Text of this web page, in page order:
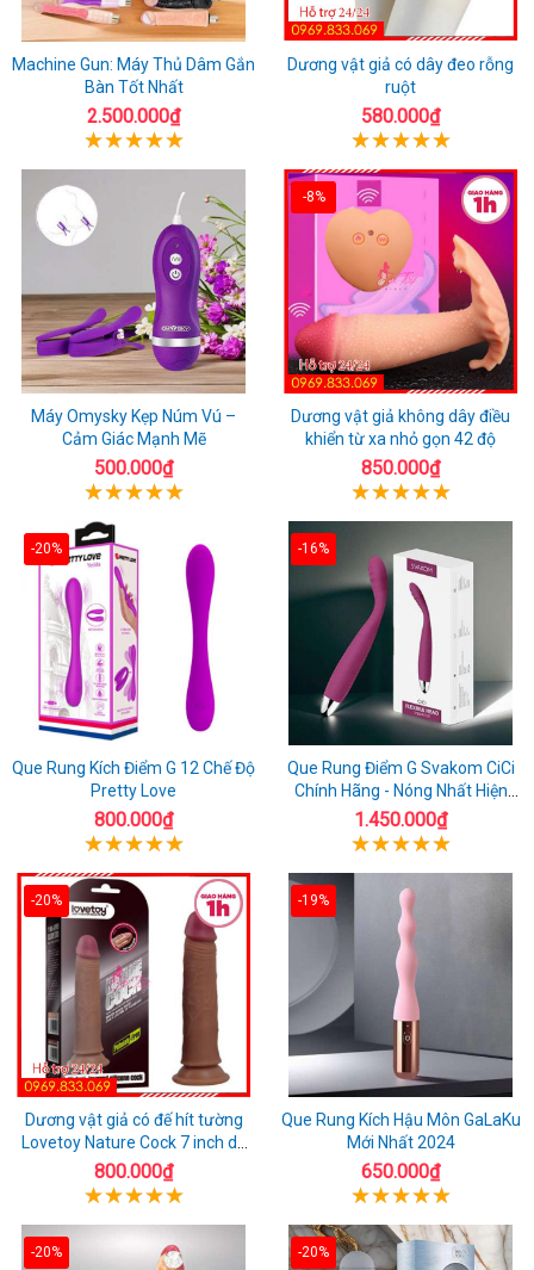
Machine Gun: Máy Thủ Dâm Gắn
Bàn Tốt Nhất
2.500.000₫
Dương vật giả có dây đeo rỗng
ruột
580.000₫
Máy Omysky Kẹp Núm Vú –
Cảm Giác Mạnh Mẽ
500.000₫
-8%
Dương vật giả không dây điều
khiển từ xa nhỏ gọn 42 độ
850.000₫
-20%
Que Rung Kích Điểm G 12 Chế Độ
Pretty Love
800.000₫
-16%
Que Rung Điểm G Svakom CiCi
Chính Hãng - Nóng Nhất Hiện
Nay
1.450.000₫
-20%
Dương vật giả có đế hít tường
Lovetoy Nature Cock 7 inch da
đen
800.000₫
-19%
Que Rung Kích Hậu Môn GaLaKu
Mới Nhất 2024
650.000₫
-20% -20%